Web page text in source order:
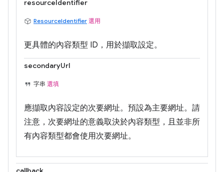
resourceIdentifier
ResourceIdentifier 選用
更具體的內容類型 ID，用於擷取設定。
secondaryUrl
字串 選填
應擷取內容設定的次要網址。預設為主要網址。請
注意，次要網址的意義取決於內容類型，且並非所
有內容類型都會使用次要網址。